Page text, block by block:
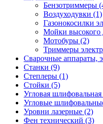
Бензотриммеры
Воздуходувки (1)
Газонокосилки
Мойки высокого
Мотобуры (2)
Триммеры
Сварочные аппараты,
Станки (9)
Степлеры (1)
Стойки (5)
Угловая
Угловые
Уровни лазерные (2)
Фен технический (3)